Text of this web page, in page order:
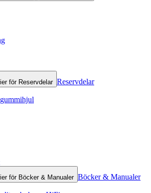
för Reservdelar Reservdelar
för Böcker & Manualer Böcker & Manualer